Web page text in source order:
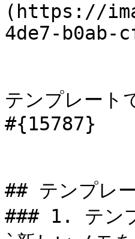
(https://
4de7-b0ab-
テンプレート
#{15787}
## テンプレ
### 1. テン